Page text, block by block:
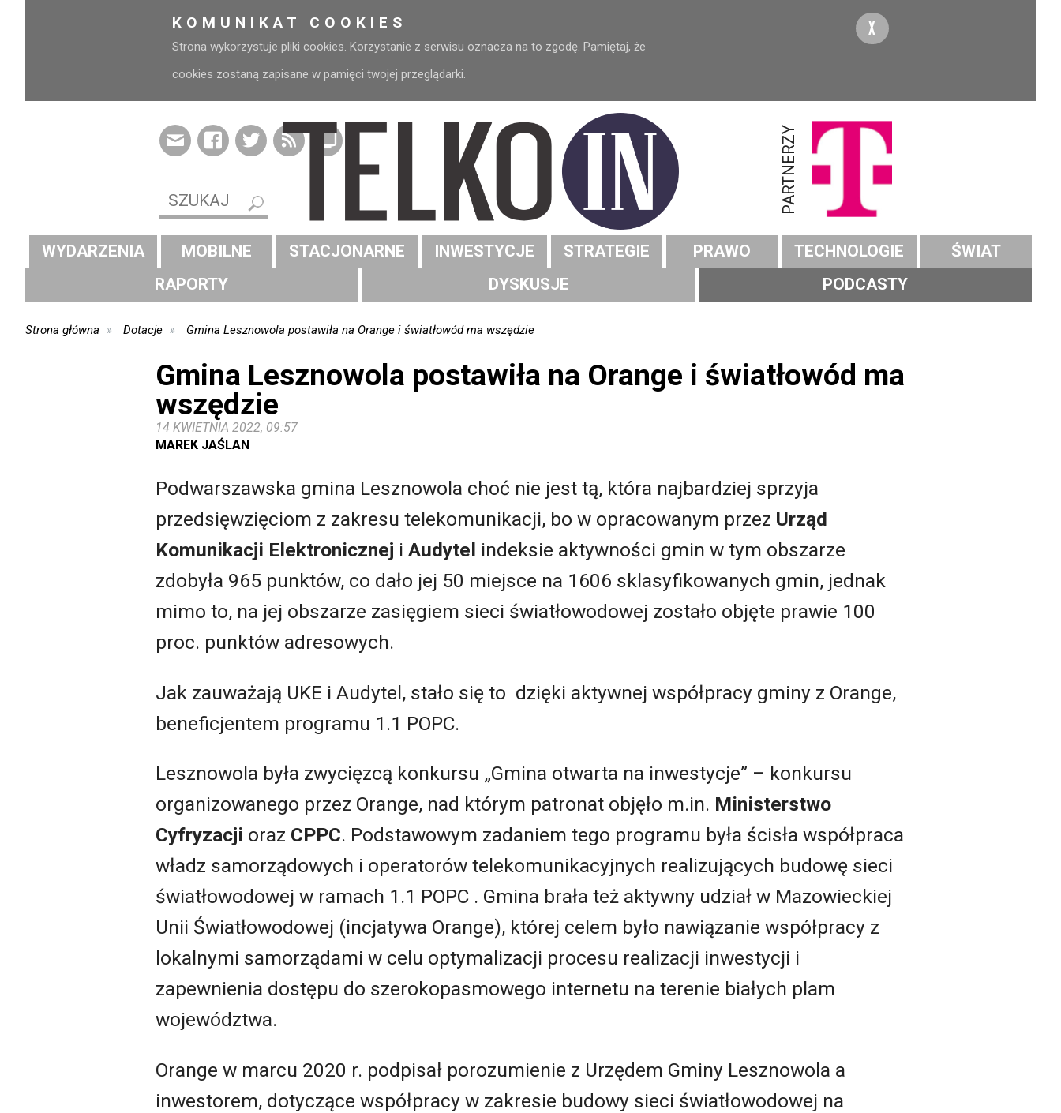
KOMUNIKAT COOKIES
Strona wykorzystuje pliki cookies. Korzystanie z serwisu oznacza na to zgodę. Pamiętaj, że
cookies zostaną zapisane w pamięci twojej przeglądarki.
X
PARTNERZY
WYDARZENIA MOBILNE STACJONARNE INWESTYCJE STRATEGIE PRAWO TECHNOLOGIE
ŚWIAT
RAPORTY
DYSKUSJE PODCASTY
Strona główna Dotacje Gmina Lesznowola postawiła na Orange i światłowód ma wszędzie
Gmina Lesznowola postawiła na Orange i światłowód ma
wszędzie
14 KWIETNIA 2022, 09:57
MAREK JAŚLAN
Podwarszawska gmina Lesznowola choć nie jest tą, która najbardziej sprzyja
przedsięwzięciom z zakresu telekomunikacji, bo w opracowanym przez Urząd
Komunikacji Elektronicznej i Audytel indeksie aktywności gmin w tym obszarze
zdobyła 965 punktów, co dało jej 50 miejsce na 1606 sklasyfikowanych gmin, jednak
mimo to, na jej obszarze zasięgiem sieci światłowodowej zostało objęte prawie 100
proc. punktów adresowych.
Jak zauważają UKE i Audytel, stało się to dzięki aktywnej współpracy gminy z Orange,
beneficjentem programu 1.1 POPC.
Lesznowola była zwycięzcą konkursu „Gmina otwarta na inwestycje” – konkursu
organizowanego przez Orange, nad którym patronat objęło m.in. Ministerstwo
Cyfryzacji oraz CPPC. Podstawowym zadaniem tego programu była ścisła współpraca
władz samorządowych i operatorów telekomunikacyjnych realizujących budowę sieci
światłowodowej w ramach 1.1 POPC . Gmina brała też aktywny udział w Mazowieckiej
Unii Światłowodowej (incjatywa Orange), której celem było nawiązanie współpracy z
lokalnymi samorządami w celu optymalizacji procesu realizacji inwestycji i
zapewnienia dostępu do szerokopasmowego internetu na terenie białych plam
województwa.
Orange w marcu 2020 r. podpisał porozumienie z Urzędem Gminy Lesznowola a
inwestorem, dotyczące współpracy w zakresie budowy sieci światłowodowej na